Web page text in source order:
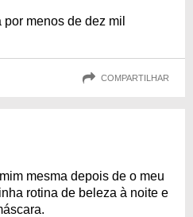
menos de dez mil
COMPARTILHAR
mesma depois de o meu
rotina de beleza à noite e